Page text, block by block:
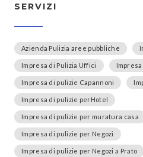
SERVIZI
Azienda Pulizia aree pubbliche
Impresa di Pulizia Uffici
Impresa di pulizie Capannoni
Impresa di pulizie perHotel
Impresa di pulizie per muratura casa
Impresa di pulizie per Negozi
Impresa di pulizie per Negozi a Prato